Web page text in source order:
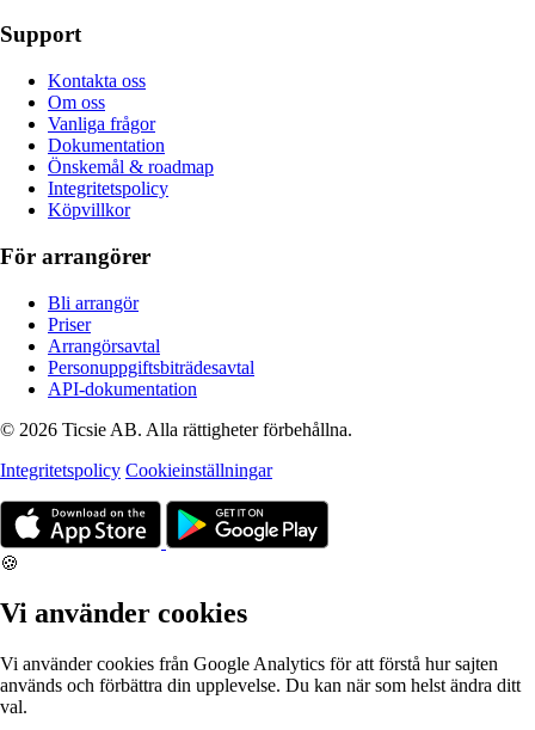
Support
Kontakta oss
Om oss
Vanliga frågor
Dokumentation
Önskemål & roadmap
Integritetspolicy
Köpvillkor
För arrangörer
Bli arrangör
Priser
Arrangörsavtal
Personuppgiftsbiträdesavtal
API-dokumentation
© 2026 Ticsie AB. Alla rättigheter förbehållna.
Integritetspolicy Cookieinställningar
🍪
Vi använder cookies
Vi använder cookies från Google Analytics för att förstå hur sajten
används och förbättra din upplevelse. Du kan när som helst ändra ditt
val.